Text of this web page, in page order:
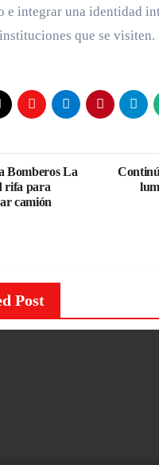
e integrar una identidad
que se visiten.
Bomberos La
rifa para
camión
Post